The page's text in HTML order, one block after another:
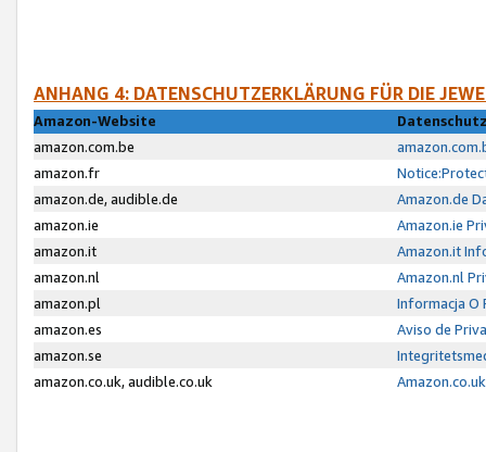
ANHANG 4: DATENSCHUTZERKLÄRUNG FÜR DIE
Amazon-Website
amazon.com.be
amazon.fr
amazon.de, audible.de
Amazon.de
amazon.ie
Amazon.ie
amazon.it
Amazon.it
amazon.nl
Amazon.nl
amazon.pl
Informacja O
amazon.es
Aviso de
amazon.se
amazon.co.uk, audible.co.uk